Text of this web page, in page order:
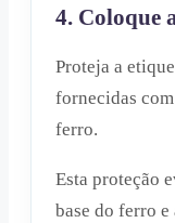
4. Coloque
Proteja a
fornecidas
ferro.
Esta proteção
base do ferro